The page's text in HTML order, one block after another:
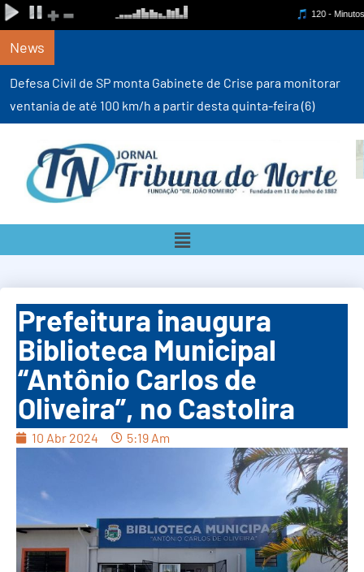
News
Defesa Civil de SP monta Gabinete de Crise para monitorar
ventania de até 100 km/h a partir desta quinta-feira (6)
Prefeitura inaugura
Biblioteca Municipal
“Antônio Carlos de
Oliveira”, no Castolira
10 Abr 2024 5:19 Am